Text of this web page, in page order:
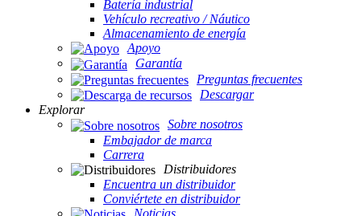
Batería industrial
Vehículo recreativo / Náutico
Almacenamiento de energía
Apoyo
Garantía
Preguntas frecuentes
Descargar
Explorar
Sobre nosotros
Embajador de marca
Carrera
Distribuidores
Encuentra un distribuidor
Conviértete en distribuidor
Noticias